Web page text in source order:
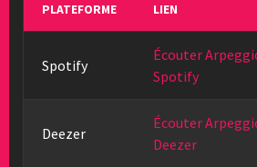
PLATEFORME LIEN
Spotify
Écouter
Spotify
Deezer
Écouter
Deezer